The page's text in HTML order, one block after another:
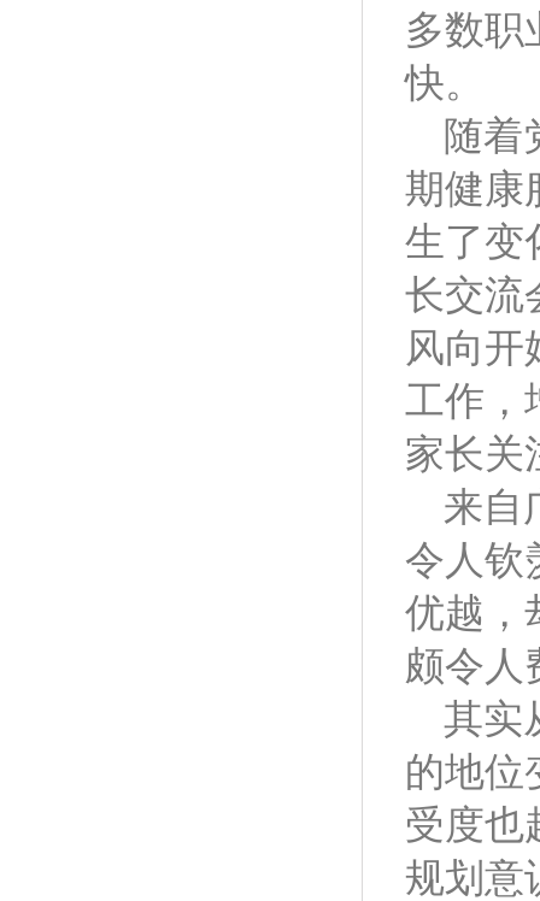
多数职
快。
随着
期健康
生了变
长交流
风向开
工作，
家长关
来自
令人钦
优越，
颇令人
其实
的地位
受度也
规划意